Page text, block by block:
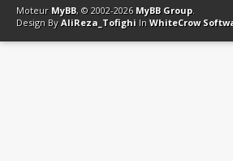
Moteur MyBB, © 2002-2026 MyBB Group.
Design By AliReza_Tofighi In WhiteCrow